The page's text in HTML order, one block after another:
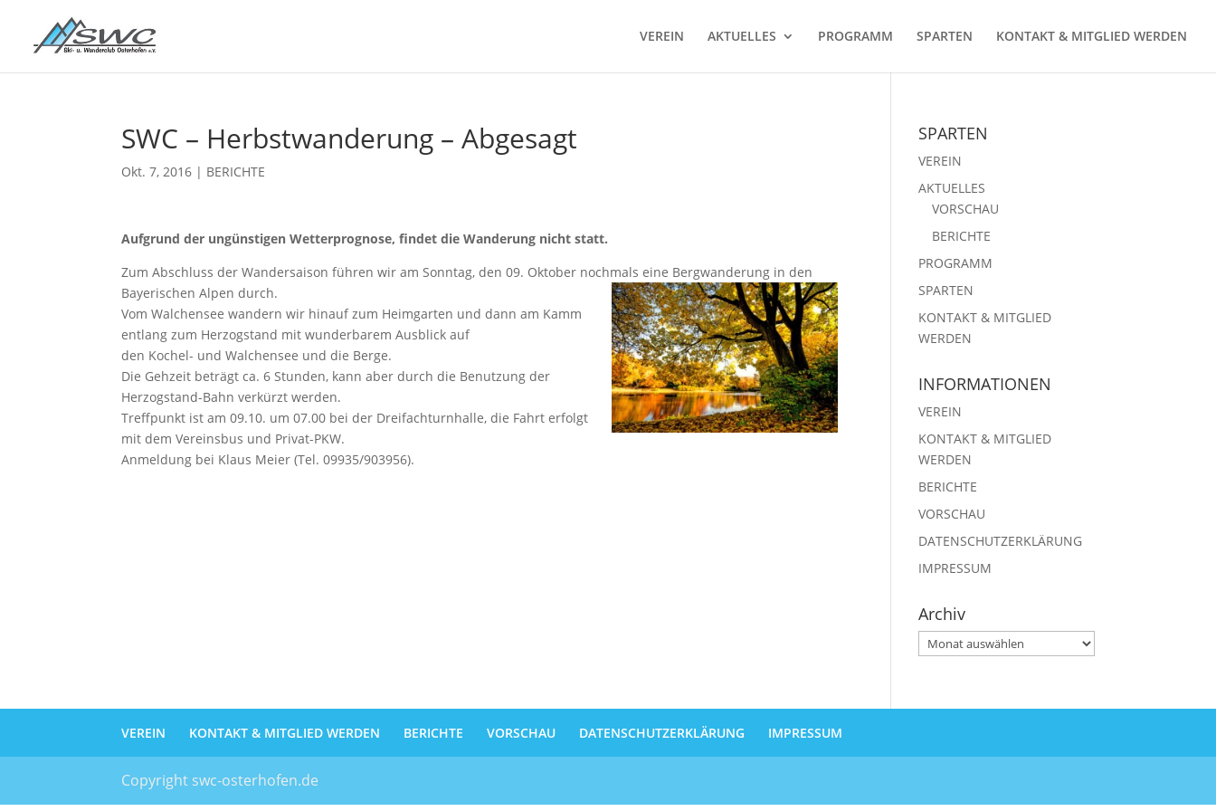
VEREIN AKTUELLES PROGRAMM SPARTEN KONTAKT & MITGLIED WERDEN
SWC – Herbstwanderung – Abgesagt
Okt. 7, 2016 | BERICHTE
Aufgrund der ungünstigen Wetterprognose, findet die Wanderung nicht statt.
Zum Abschluss der Wandersaison führen wir am Sonntag, den 09. Oktober nochmals eine Bergwanderung in den
Bayerischen Alpen durch.
Vom Walchensee wandern wir hinauf zum Heimgarten und dann am Kamm
entlang zum Herzogstand mit wunderbarem Ausblick auf
den Kochel- und Walchensee und die Berge.
Die Gehzeit beträgt ca. 6 Stunden, kann aber durch die Benutzung der
Herzogstand-Bahn verkürzt werden.
Treffpunkt ist am 09.10. um 07.00 bei der Dreifachturnhalle, die Fahrt erfolgt
mit dem Vereinsbus und Privat-PKW.
Anmeldung bei Klaus Meier (Tel. 09935/903956).
SPARTEN
VEREIN
AKTUELLES
VORSCHAU
BERICHTE
PROGRAMM
SPARTEN
KONTAKT & MITGLIED
WERDEN
INFORMATIONEN
VEREIN
KONTAKT & MITGLIED
WERDEN
BERICHTE
VORSCHAU
DATENSCHUTZERKLÄRUNG
IMPRESSUM
Archiv
Archiv
VEREIN KONTAKT & MITGLIED WERDEN BERICHTE VORSCHAU DATENSCHUTZERKLÄRUNG IMPRESSUM
Copyright swc-osterhofen.de